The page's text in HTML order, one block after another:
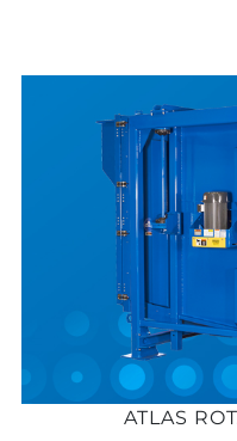
ATLAS